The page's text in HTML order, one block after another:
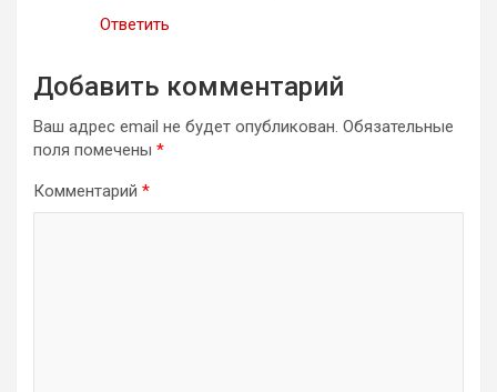
Ответить
Добавить комментарий
Ваш адрес email не будет опубликован. Обязательные
поля помечены *
Комментарий *